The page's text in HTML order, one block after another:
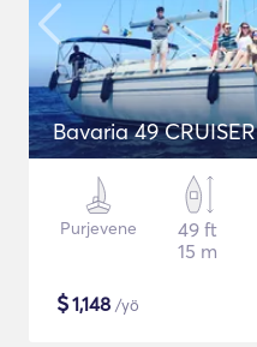
Bavaria 49 CRUISER
Purjevene
49 ft
15 m
$1,148 /yö